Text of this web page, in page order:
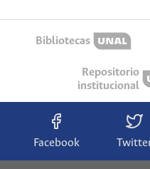
Bibliotecas
Repositorio
institucional
Facebook